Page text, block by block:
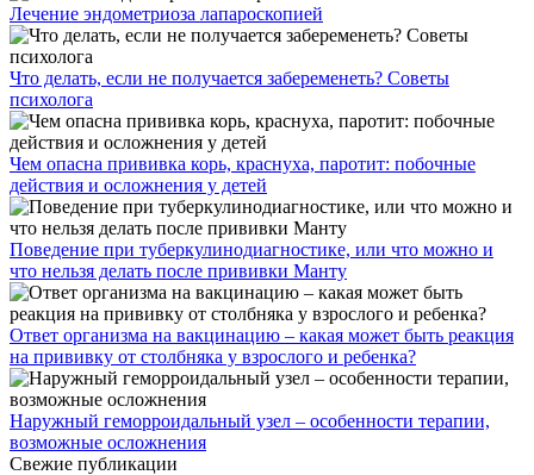
Лечение эндометриоза лапароскопией
Что делать, если не получается забеременеть? Советы
психолога
Чем опасна прививка корь, краснуха, паротит: побочные
действия и осложнения у детей
Поведение при туберкулинодиагностике, или что можно и
что нельзя делать после прививки Манту
Ответ организма на вакцинацию – какая может быть реакция
на прививку от столбняка у взрослого и ребенка?
Наружный геморроидальный узел – особенности терапии,
возможные осложнения
Свежие публикации